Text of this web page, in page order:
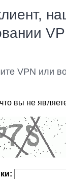
VPN или
вы не